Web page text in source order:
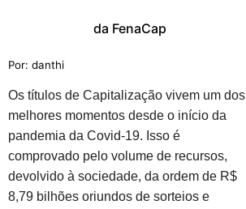
da FenaCap
Por: danthi
Os títulos de Capitalização vivem um dos
melhores momentos desde o início da
pandemia da Covid-19. Isso é
comprovado pelo volume de recursos,
devolvido à sociedade, da ordem de R$
8,79 bilhões oriundos de sorteios e